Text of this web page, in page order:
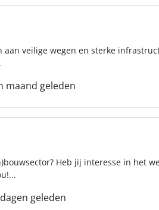
veilige wegen en sterke
maand geleden
Heb jij interesse in het
geleden